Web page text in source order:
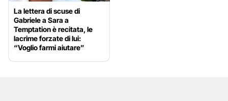
La lettera di scuse di
Gabriele a Sara a
Temptation è recitata, le
lacrime forzate di lui:
“Voglio farmi aiutare”